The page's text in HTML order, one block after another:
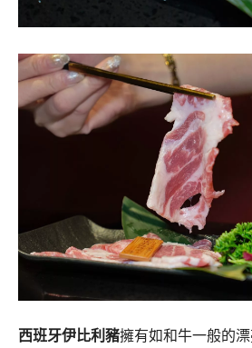
西班牙伊比利豬擁有如和牛一般的